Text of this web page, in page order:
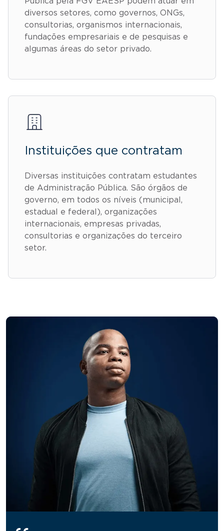
diversos setores, como governos, ONGs,
consultorias, organismos internacionais,
fundações empresariais e de pesquisas e
algumas áreas do setor privado.
Instituições que contratam
Diversas instituições contratam estudantes
de Administração Pública. São órgãos de
governo, em todos os níveis (municipal,
estadual e federal), organizações
internacionais, empresas privadas,
consultorias e organizações do terceiro
setor.